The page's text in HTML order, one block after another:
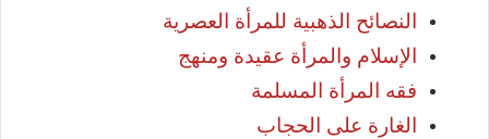
النصائح الذهبية للمرأة العصرية
الإسلام والمرأة عقيدة ومنهج
فقه المرأة المسلمة
الغارة على الحجاب